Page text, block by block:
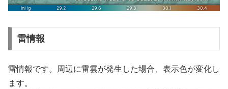
雷情報
雷情報です。周辺に雷雲が発生した場合、表示色が変化し
ます。